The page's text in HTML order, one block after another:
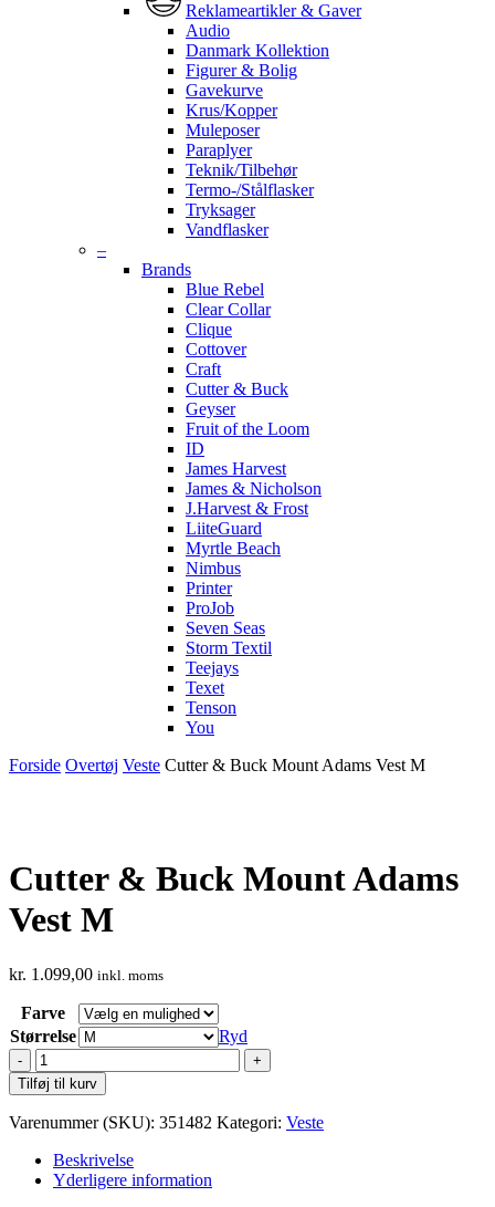
Reklameartikler & Gaver
Audio
Danmark Kollektion
Figurer & Bolig
Gavekurve
Krus/Kopper
Muleposer
Paraplyer
Teknik/Tilbehør
Termo-/Stålflasker
Tryksager
Vandflasker
–
Brands
Blue Rebel
Clear Collar
Clique
Cottover
Craft
Cutter & Buck
Geyser
Fruit of the Loom
ID
James Harvest
James & Nicholson
J.Harvest & Frost
LiiteGuard
Myrtle Beach
Nimbus
Printer
ProJob
Seven Seas
Storm Textil
Teejays
Texet
Tenson
You
Forside Overtøj Veste Cutter & Buck Mount Adams Vest M
Cutter & Buck Mount Adams
Vest M
kr. 1.099,00 inkl. moms
Farve
Størrelse
Ryd
Cutter
&
Buck
Mount
Vest
M
Tilføj til kurv
Varenummer (SKU): 351482 Kategori: Veste
Beskrivelse
Yderligere information